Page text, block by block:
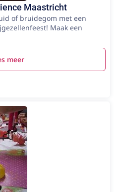
Maastricht
of bruidegom met een
Maak een
meer